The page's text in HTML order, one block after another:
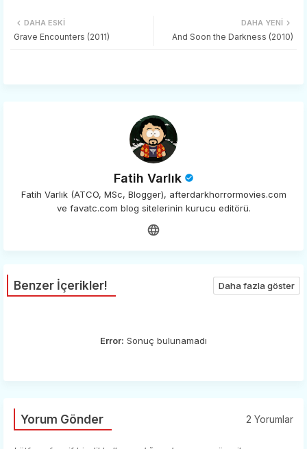
ats
DAHA YENI
And Soon the Darkness (2010)
DAHA ESKI
Grave Encounters (2011)
Fatih Varlık
Fatih Varlık (ATCO, MSc, Blogger), afterdarkhorrormovies.com
ve favatc.com blog sitelerinin kurucu editörü.
Benzer İçerikler! Daha fazla göster
Error: Sonuç bulunamadı
Yorum Gönder 2 Yorumlar